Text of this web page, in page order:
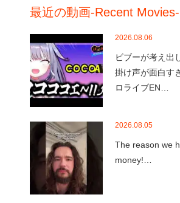
最近の動画-Recent Movies-
2026.08.06
ビブーが考え出
掛け声が面白す
ロライブEN…
2026.08.05
The reason we
money!…